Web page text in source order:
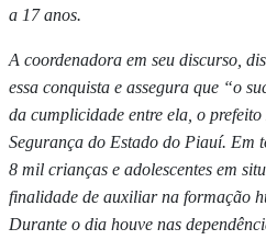
a 17 anos.
A coordenadora em seu discurso,
essa conquista e assegura que “o
da cumplicidade entre ela, o
Segurança do Estado do Piauí. Em
8 mil crianças e adolescentes em
finalidade de auxiliar na formação
Durante o dia houve nas